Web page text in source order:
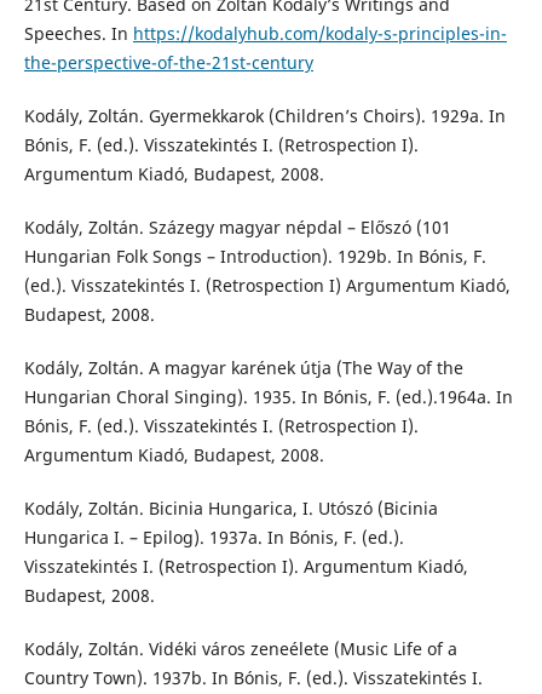
Speeches. In https://kodalyhub.com/kodaly-s-principles-in-
the-perspective-of-the-21st-century
Kodály, Zoltán. Gyermekkarok (Children’s Choirs). 1929a. In
Bónis, F. (ed.). Visszatekintés I. (Retrospection I).
Argumentum Kiadó, Budapest, 2008.
Kodály, Zoltán. Százegy magyar népdal – Előszó (101
Hungarian Folk Songs – Introduction). 1929b. In Bónis, F.
(ed.). Visszatekintés I. (Retrospection I) Argumentum Kiadó,
Budapest, 2008.
Kodály, Zoltán. A magyar karének útja (The Way of the
Hungarian Choral Singing). 1935. In Bónis, F. (ed.).1964a. In
Bónis, F. (ed.). Visszatekintés I. (Retrospection I).
Argumentum Kiadó, Budapest, 2008.
Kodály, Zoltán. Bicinia Hungarica, I. Utószó (Bicinia
Hungarica I. – Epilog). 1937a. In Bónis, F. (ed.).
Visszatekintés I. (Retrospection I). Argumentum Kiadó,
Budapest, 2008.
Kodály, Zoltán. Vidéki város zeneélete (Music Life of a
Country Town). 1937b. In Bónis, F. (ed.). Visszatekintés I.